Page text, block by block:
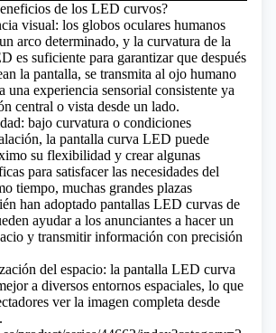
de los LED curvos?
visual: los globos oculares humanos
arco determinado, y la curvatura de la
es suficiente para garantizar que después
la pantalla, se transmita al ojo humano
una experiencia sensorial consistente ya
central o vista desde un lado.
bajo curvatura o condiciones
la pantalla curva LED puede
su flexibilidad y crear algunas
para satisfacer las necesidades del
tiempo, muchas grandes plazas
han adoptado pantallas LED curvas de
ayudar a los anunciantes a hacer un
y transmitir información con precisión
del espacio: la pantalla LED curva
a diversos entornos espaciales, lo que
ver la imagen completa desde